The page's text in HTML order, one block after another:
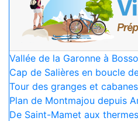
Vallée de la Garonne à
Cap de Salières en boucle
Tour des granges et
Plan de Montmajou depuis
De Saint-Mamet aux